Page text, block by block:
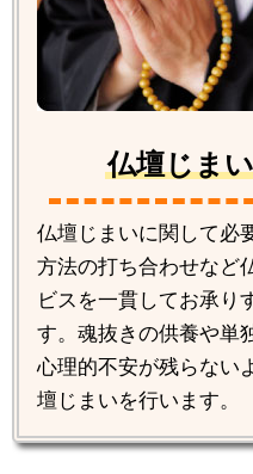
仏壇じま
仏壇じまいに関して必
方法の打ち合わせなど
ビスを一貫してお承り
す。魂抜きの供養や単
心理的不安が残らない
壇じまいを行います。